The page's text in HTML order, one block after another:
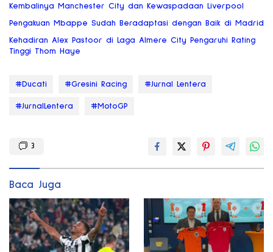
Kembalinya Manchester City dan Kewaspadaan Liverpool
Pengakuan Mbappe Sudah Beradaptasi dengan Baik di Madrid
Kehadiran Alex Pastoor di Laga Almere City Pengaruhi Rating
Tinggi Thom Haye
#Ducati #Gresini Racing #Jurnal Lentera
#JurnalLentera #MotoGP
3
Baca Juga